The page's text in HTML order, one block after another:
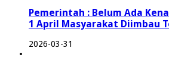
Pemerintah : Belum Ada
1 April Masyarakat Diimbau
2026-03-31